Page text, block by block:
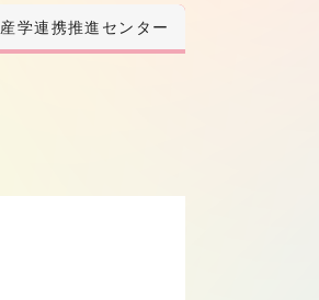
産学連携推進センター